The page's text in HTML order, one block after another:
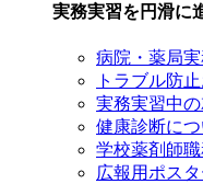
実務実習を円滑に
病院・薬局
トラブル防
実務実習中
健康診断につ
学校薬剤師
広報用ポス